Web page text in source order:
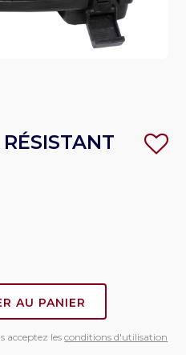
AU PANIER
acceptez lesconditions d'utilisation